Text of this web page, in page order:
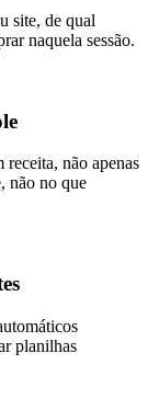
site, de qual
naquela sessão.
não apenas
não no que
planilhas